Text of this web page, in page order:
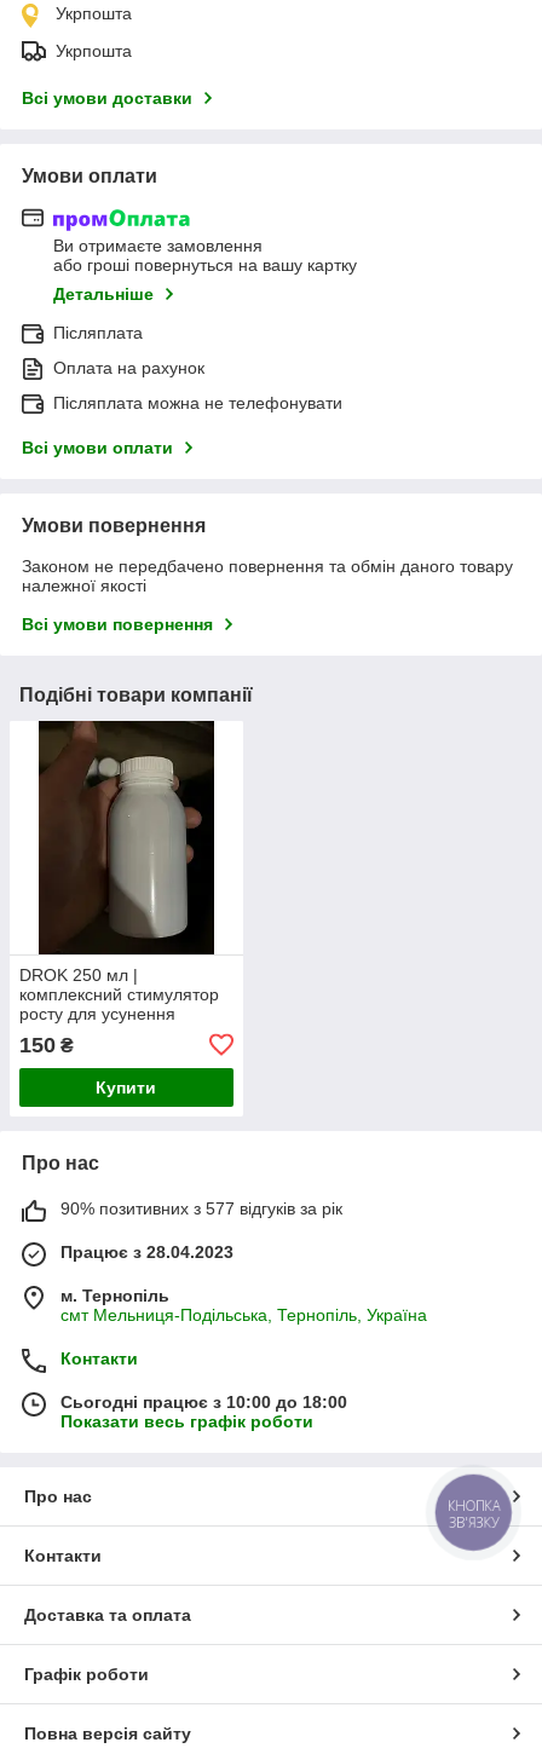
Укрпошта
Укрпошта
Всі умови доставки
Умови оплати
Ви отримаєте замовлення
або гроші повернуться на вашу картку
Детальніше
Післяплата
Оплата на рахунок
Післяплата можна не телефонувати
Всі умови оплати
Умови повернення
Законом не передбачено повернення та обмін даного товару
належної якості
Всі умови повернення
Подібні товари компанії
DROK 250 мл |
комплексний стимулятор
росту для усунення
дефіциту мікроелементів
та хлорозу
150 ₴
Купити
Про нас
90% позитивних з 577 відгуків за рік
Працює з 28.04.2023
м. Тернопіль
смт Мельниця-Подільська, Тернопіль, Україна
Контакти
Сьогодні працює з 10:00 до 18:00
Показати весь графік роботи
Про нас
Контакти
Доставка та оплата
Графік роботи
Повна версія сайту
КНОПКА
ЗВ'ЯЗКУ